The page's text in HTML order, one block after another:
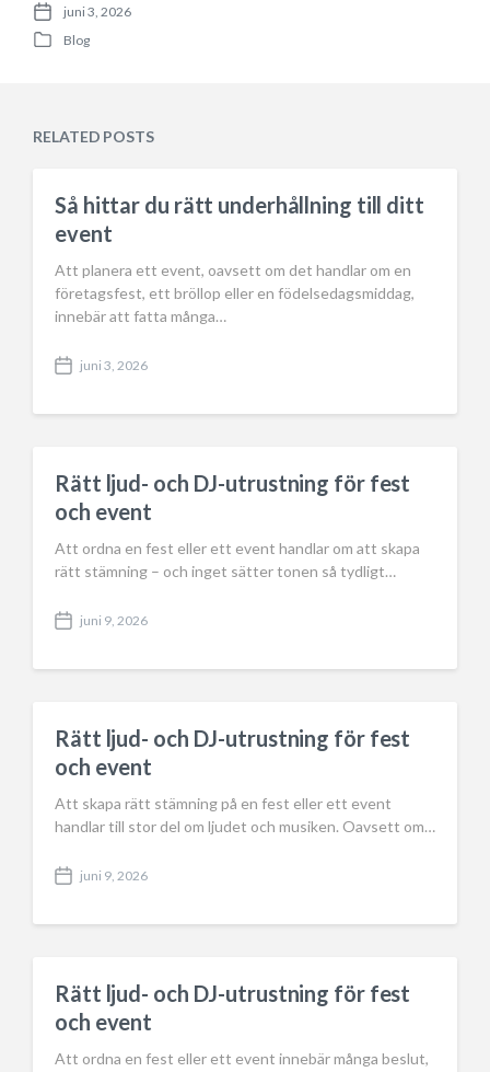
P
t
juni 3, 2026
P
d
Blog
RELATED POSTS
Så hittar du rätt underhållning till ditt
event
Att planera ett event, oavsett om det handlar om en
företagsfest, ett bröllop eller en födelsedagsmiddag,
innebär att fatta många…
P
s
a
t
e
juni 3, 2026
Rätt ljud- och DJ-utrustning för fest
och event
Att ordna en fest eller ett event handlar om att skapa
rätt stämning – och inget sätter tonen så tydligt…
P
s
a
t
e
juni 9, 2026
Rätt ljud- och DJ-utrustning för fest
och event
Att skapa rätt stämning på en fest eller ett event
handlar till stor del om ljudet och musiken. Oavsett om…
P
s
a
t
e
juni 9, 2026
Rätt ljud- och DJ-utrustning för fest
och event
Att ordna en fest eller ett event innebär många beslut,